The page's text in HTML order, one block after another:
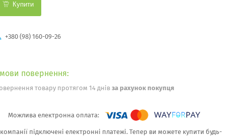
Купити
+380 (98) 160-09-26
товару протягом 14 днів за рахунок покупця
підключені електронні платежі. Тепер ви можете купити будь-